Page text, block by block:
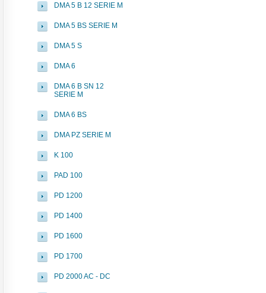
DMA 5 B 12 SERIE M
DMA 5 BS SERIE M
DMA 5 S
DMA 6
DMA 6 B SN 12
SERIE M
DMA 6 BS
DMA PZ SERIE M
K 100
PAD 100
PD 1200
PD 1400
PD 1600
PD 1700
PD 2000 AC - DC